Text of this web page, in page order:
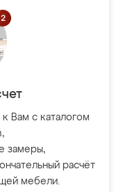
Вам с каталогом
замеры,
расчёт
мебели.